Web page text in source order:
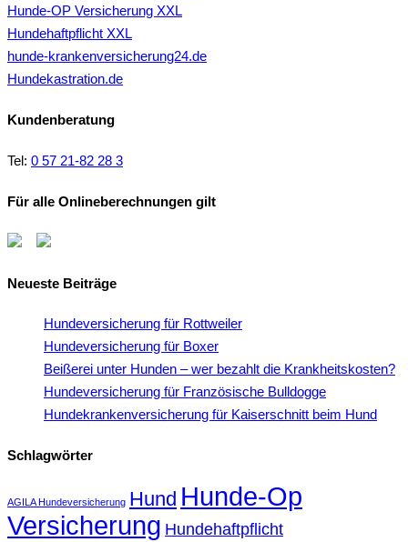
Hunde-OP Versicherung XXL
Hundehaftpflicht XXL
hunde-krankenversicherung24.de
Hundekastration.de
Kundenberatung
Tel: 0 57 21-82 28 3
Für alle Onlineberechnungen gilt
Neueste Beiträge
Hundeversicherung für Rottweiler
Hundeversicherung für Boxer
Beißerei unter Hunden – wer bezahlt die Krankheitskosten?
Hundeversicherung für Französische Bulldogge
Hundekrankenversicherung für Kaiserschnitt beim Hund
Schlagwörter
AGILA Hundeversicherung Hund Hunde-Op
Versicherung Hundehaftpflicht